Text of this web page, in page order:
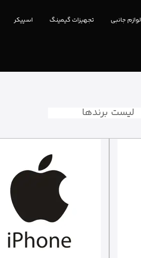
لوازم جانبی تجهیزات گیمینگ اسپیکر
لیست برندها